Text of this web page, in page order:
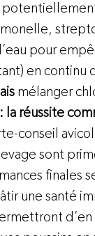
pour
en continu
mélanger
la réussite
conseil
sont
finales
une santé